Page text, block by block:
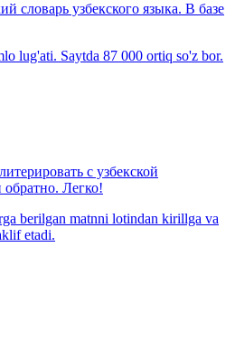
словарь узбекского языка. В базе
lug'ati. Saytda 87 000 ortiq so'z bor.
с узбекской
Легко!
berilgan matnni lotindan kirillga va
etadi.